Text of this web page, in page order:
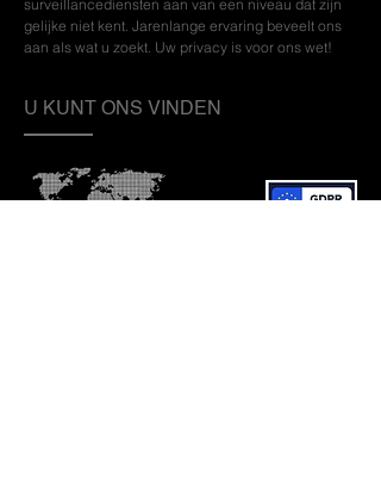
surveillancediensten aan van een niveau dat zijn
gelijke niet kent. Jarenlange ervaring beveelt ons
aan als wat u zoekt. Uw privacy is voor ons wet!
U KUNT ONS VINDEN